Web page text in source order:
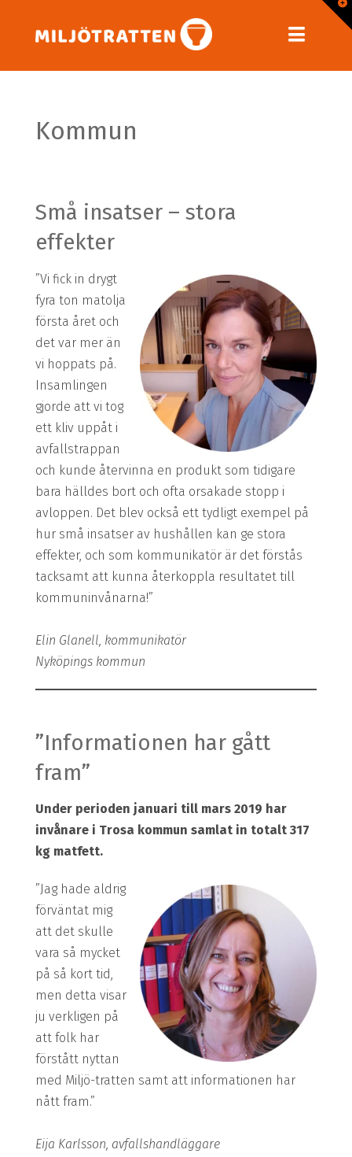
Kommun
Små insatser – stora
effekter
”Vi fick in drygt
fyra ton matolja
första året och
det var mer än
vi hoppats på.
Insamlingen
gjorde att vi tog
ett kliv uppåt i
avfallstrappan
och kunde återvinna en produkt som tidigare
bara hälldes bort och ofta orsakade stopp i
avloppen. Det blev också ett tydligt exempel på
hur små insatser av hushållen kan ge stora
effekter, och som kommun­ikatör är det förstås
tacksamt att kunna återkoppla resultatet till
kommuninvånarna!”
Elin Glanell, kommunikatör
Nyköpings kommun
”Informationen har gått
fram”
Under perioden januari till mars 2019 har
invånare i Trosa kommun samlat in totalt 317
kg matfett.
”Jag hade aldrig
förväntat mig
att det skulle
vara så ­mycket
på så kort tid,
men detta visar
ju verkligen på
att folk har
förstått nyttan
med Miljö-­tratten samt att informationen har
nått fram.”
Eija Karlsson, avfallshandläggare